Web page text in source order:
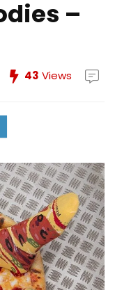
–
43 Views